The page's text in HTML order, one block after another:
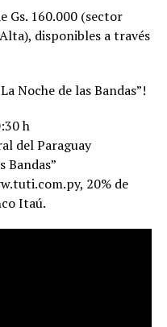
Gs. 160.000 (sector
disponibles a través
Noche de las Bandas”!
h
del Paraguay
Bandas”
20% de
Itaú.